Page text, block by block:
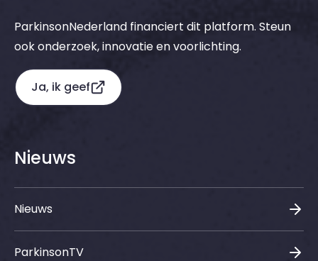
ParkinsonNederland financiert dit platform. Steun
ook onderzoek, innovatie en voorlichting.
Ja, ik geef
Nieuws
Nieuws
ParkinsonTV